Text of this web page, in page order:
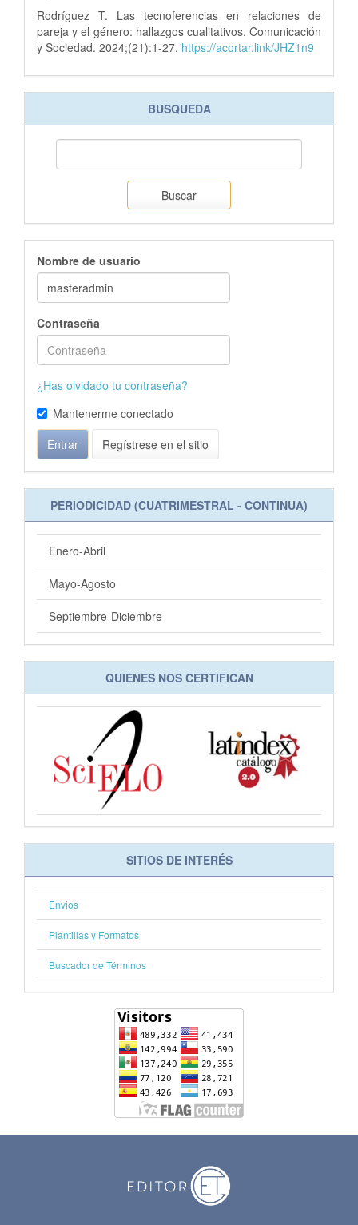
Rodríguez T. Las tecnoferencias en relaciones de
pareja y el género: hallazgos cualitativos. Comunicación
y Sociedad. 2024;(21):1-27. https://acortar.link/JHZ1n9
BUSQUEDA
Buscar
Nombre de usuario
Contraseña
¿Has olvidado tu contraseña?
Mantenerme conectado
Entrar
Regístrese en el sitio
PERIODICIDAD (CUATRIMESTRAL - CONTINUA)
Enero-Abril
Mayo-Agosto
Septiembre-Diciembre
QUIENES NOS CERTIFICAN
SITIOS DE INTERÉS
Envios
Plantillas y Formatos
Buscador de Términos